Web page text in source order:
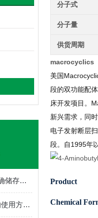
Lumiprobe荧光染料的正确储存与保管
法国CheMatech螯合剂的使用方法很简单
分子式
分子量
供货周期
美国
段的双功能配
床开发项目。
新兴需求，同
电子发射断层
段。自1995年
Product
Chemical